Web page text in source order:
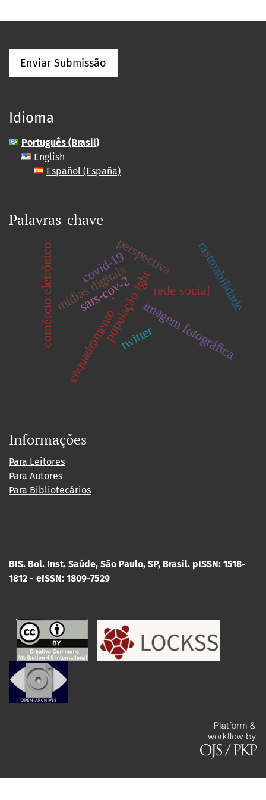
Enviar Submissão
Idioma
Português (Brasil)
English
Español (España)
Palavras-chave
.
população lgbt
twitter
mídias digitais
enquadramento
perspectiva
imagem fotográfica
rede socialrastreabilidade
sars-cov-2
covid-19
comércio eletrônico
Informações
Para Leitores
Para Autores
Para Bibliotecários
BIS. Bol. Inst. Saúde, São Paulo, SP, Brasil. pISSN: 1518-
1812 - eISSN: 1809-7529